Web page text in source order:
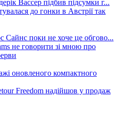
до гонки в Австрії так
не говорити зі мною про
Freedom надійшов у продаж